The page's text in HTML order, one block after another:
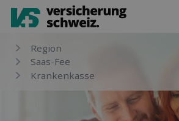
Region
Saas-Fee
Kranken­kasse